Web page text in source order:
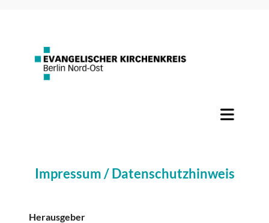
Impressum / Datenschutzhinweis
Herausgeber